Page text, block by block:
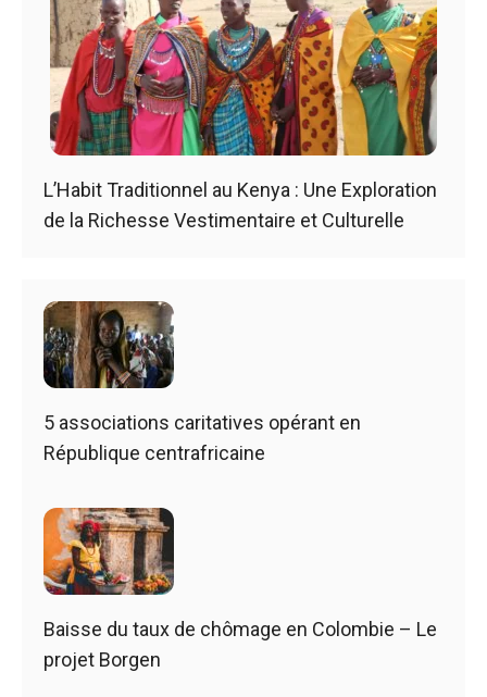
L’Habit Traditionnel au Kenya : Une Exploration
de la Richesse Vestimentaire et Culturelle
5 associations caritatives opérant en
République centrafricaine
Baisse du taux de chômage en Colombie – Le
projet Borgen